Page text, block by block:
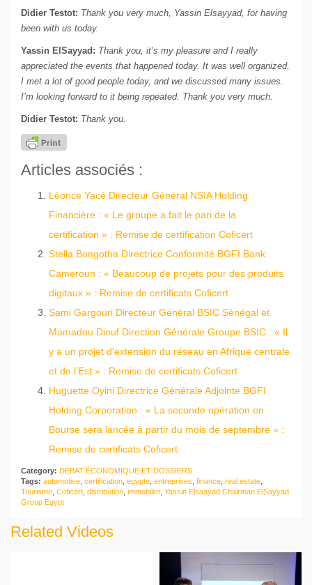
Didier Testot: Thank you very much, Yassin Elsayyad, for having
been with us today.
Yassin ElSayyad: Thank you, it’s my pleasure and I really
appreciated the events that happened today. It was well organized,
I met a lot of good people today, and we discussed many issues.
I’m looking forward to it being repeated. Thank you very much.
Didier Testot: Thank you.
Articles associés :
Léonce Yacé Directeur Général NSIA Holding
Financière : « Le groupe a fait le pari de la
certification » : Remise de certification Coficert
Stella Bongotha Directrice Conformité BGFI Bank
Cameroun : « Beaucoup de projets pour des produits
digitaux » : Remise de certificats Coficert
Sami Gargouri Directeur Général BSIC Sénégal et
Mamadou Diouf Direction Générale Groupe BSIC : « Il
y a un projet d’extension du réseau en Afrique centrale
et de l’Est » : Remise de certificats Coficert
Huguette Oyini Directrice Générale Adjointe BGFI
Holding Corporation : « La seconde opération en
Bourse sera lancée à partir du mois de septembre » :
Remise de certificats Coficert
Category: DÉBAT ÉCONOMIQUE ET DOSSIERS
Tags: automotive certification egypte entreprises finance real estate
Tourisme Coficert distribution immobilier, Yassin Elsaayad Chairman ElSayyad
Group Egypt
Related Videos